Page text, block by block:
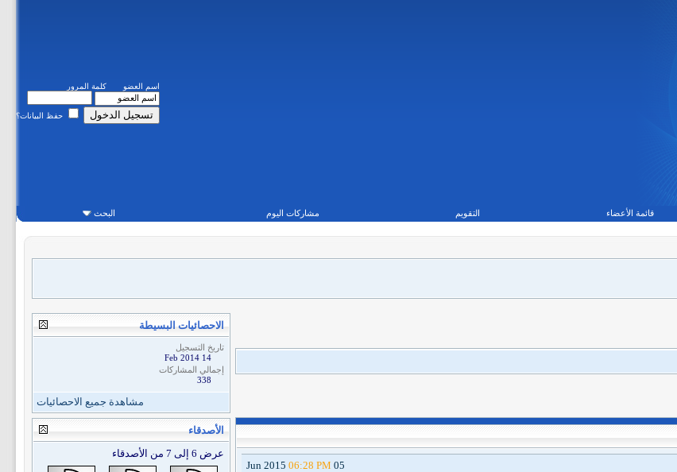
اسم العضو كلمة المرور
حفظ البيانات؟
قائمة الأعضاء التقويم مشاركات اليوم البحث
05 Jun 2015
06:28 PM
الاحصائيات البسيطة
تاريخ التسجيل
14 Feb 2014
إجمالي المشاركات
338
مشاهدة جميع الاحصائيات
الأصدقاء
عرض 6 إلى 7 من الأصدقاء